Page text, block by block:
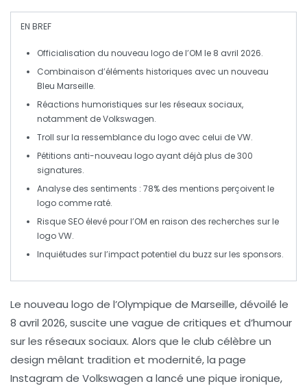
EN BREF
Officialisation du nouveau logo de l’OM le 8 avril 2026.
Combinaison d’éléments historiques avec un nouveau
Bleu Marseille.
Réactions humoristiques sur les réseaux sociaux,
notamment deVolkswagen.
Troll sur la ressemblance du logo avec celui deVW.
Pétitions anti-nouveau logo ayant déjà plus de300
signatures.
Analyse des sentiments : 78% des mentions perçoivent le
logo commeraté.
Risque SEO élevé pour l’OM en raison des recherches sur le
logo VW.
Inquiétudes sur l’impact potentiel du buzz sur les sponsors.
Le nouveau logo de l’Olympique de Marseille, dévoilé le
8 avril 2026, suscite une vague de critiques et d’humour
sur les réseaux sociaux. Alors que le club célèbre un
design mêlant tradition et modernité, la page
Instagram de Volkswagen a lancé une pique ironique,